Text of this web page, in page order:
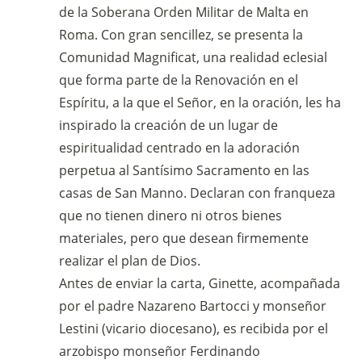
de la Soberana Orden Militar de Malta en
Roma. Con gran sencillez, se presenta la
Comunidad Magnificat, una realidad eclesial
que forma parte de la Renovación en el
Espíritu, a la que el Señor, en la oración, les ha
inspirado la creación de un lugar de
espiritualidad centrado en la adoración
perpetua al Santísimo Sacramento en las
casas de San Manno. Declaran con franqueza
que no tienen dinero ni otros bienes
materiales, pero que desean firmemente
realizar el plan de Dios.
Antes de enviar la carta, Ginette, acompañada
por el padre Nazareno Bartocci y monseñor
Lestini (vicario diocesano), es recibida por el
arzobispo monseñor Ferdinando